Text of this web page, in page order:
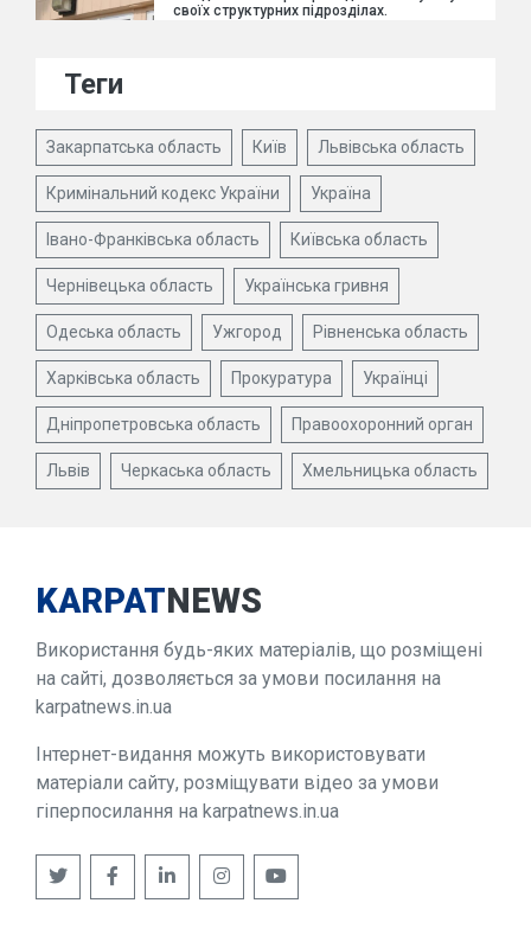
своїх структурних підрозділах.
Теги
Закарпатська область Київ Львівська область
Кримінальний кодекс України Україна
Івано-Франківська область Київська область
Чернівецька область Українська гривня
Одеська область Ужгород Рівненська область
Харківська область Прокуратура Українці
Дніпропетровська область Правоохоронний орган
Львів Черкаська область Хмельницька область
KARPATNEWS
Використання будь-яких матеріалів, що розміщені
на сайті, дозволяється за умови посилання на
karpatnews.in.ua
Інтернет-видання можуть використовувати
матеріали сайту, розміщувати відео за умови
гіперпосилання на karpatnews.in.ua